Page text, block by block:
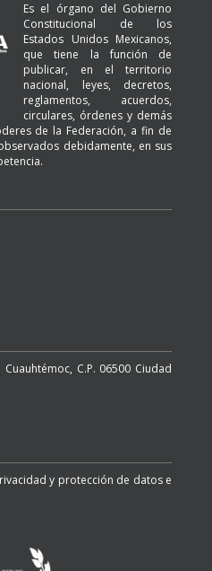
Es el órgano del Gobierno
Constitucional de los
Estados Unidos Mexicanos,
que tiene la función de
publicar, en el territorio
nacional, leyes, decretos,
reglamentos, acuerdos,
circulares, órdenes y demás
de la Federación, a fin de
debidamente, en sus
C.P. 06500 Ciudad
y protección de datos e